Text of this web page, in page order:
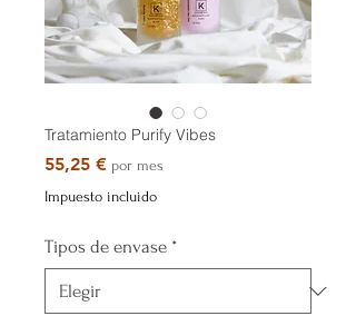
Tratamiento Purify Vibes
55,25 €Precio
por mes
Impuesto incluido
Tipos de envase *